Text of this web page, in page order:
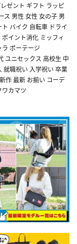
ゼント ギフト ラッピ
ス 男性 女性 女の子 男
バイク 自転車 ドライ
イント消化 ミッフィ
ポーテージ
ニセックス 高校生 中
就職祝い 入学祝い 卒業
作 最新 お揃い コーデ
カマツ